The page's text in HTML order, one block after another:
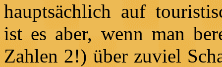
hauptsächlich auf
ist es aber, wenn man
Zahlen 2!) über zuviel